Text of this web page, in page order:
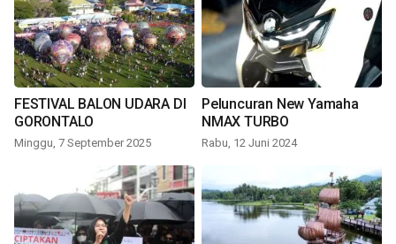
FESTIVAL BALON UDARA DI
GORONTALO
Minggu, 7 September 2025
Peluncuran New Yamaha
NMAX TURBO
Rabu, 12 Juni 2024